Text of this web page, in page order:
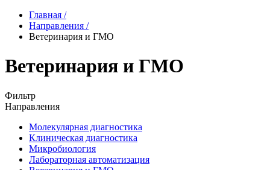
Главная /
Направления /
Ветеринария и ГМО
Ветеринария и ГМО
Фильтр
Направления
Молекулярная диагностика
Клиническая диагностика
Микробиология
Лабораторная автоматизация